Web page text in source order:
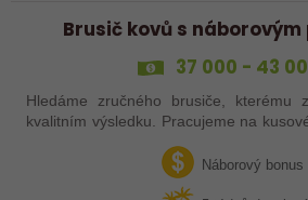
Brusič kovů s
37 000 - 43
Hledáme zručného brusiče, kterému
kvalitním výsledku. Pracujeme na
plocho nebo kulato – nebo…Náborový bonus